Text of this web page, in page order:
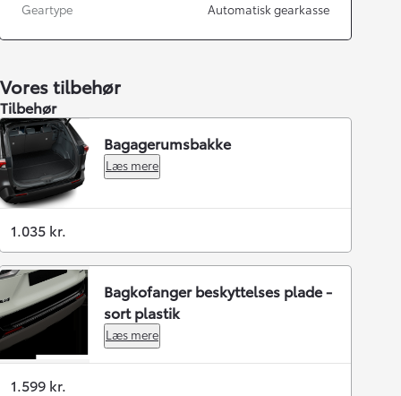
Geartype
Automatisk gearkasse
Vores tilbehør
Tilbehør
Bagagerumsbakke
Læs mere
1.035 kr.
Bagkofanger beskyttelses plade -
sort plastik
Læs mere
1.599 kr.